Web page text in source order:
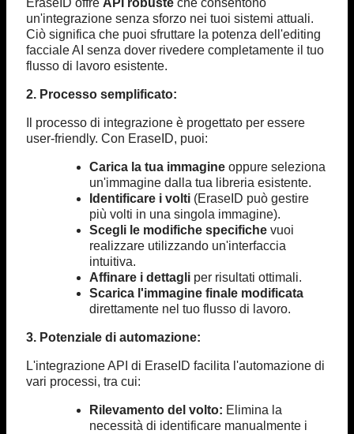
EraseID offre API robuste che consentono
un'integrazione senza sforzo nei tuoi sistemi attuali.
Ciò significa che puoi sfruttare la potenza dell'editing
facciale AI senza dover rivedere completamente il tuo
flusso di lavoro esistente.
2. Processo semplificato:
Il processo di integrazione è progettato per essere
user-friendly. Con EraseID, puoi:
Carica la tua immagine oppure seleziona
un'immagine dalla tua libreria esistente.
Identificare i volti (EraseID può gestire
più volti in una singola immagine).
Scegli le modifiche specifiche vuoi
realizzare utilizzando un'interfaccia
intuitiva.
Affinare i dettagli per risultati ottimali.
Scarica l'immagine finale modificata
direttamente nel tuo flusso di lavoro.
3. Potenziale di automazione:
L'integrazione API di EraseID facilita l'automazione di
vari processi, tra cui:
Rilevamento del volto: Elimina la
necessità di identificare manualmente i